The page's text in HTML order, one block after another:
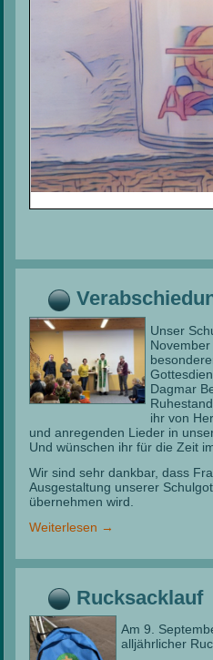
Unser
Dagmar
ihr von
und anregenden Lieder in
Und wünschen ihr für die Zeit
Wir sind sehr dankbar, dass
Ausgestaltung unserer
übernehmen wird.
Weiterlesen →
Rucksacklauf
Am 9.
alljährlicher